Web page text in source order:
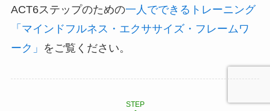
ACT6ステップのための一人でできるトレーニング
「マインドフルネス・エクササイズ・フレームワ
ーク」 をご覧ください。
STEP